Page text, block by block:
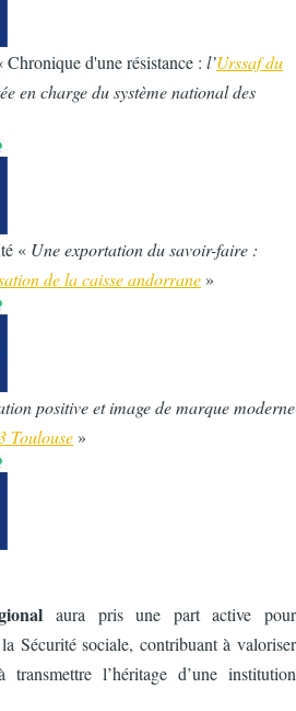
d'une résistance : l’Urssaf du
en charge du système national des
« Une exportation du savoir-faire :
de la caisse andorrane »
positive et image de marque moderne
Toulouse »
aura pris une part active pour
Sécurité sociale, contribuant à valoriser
l’héritage d’une institution